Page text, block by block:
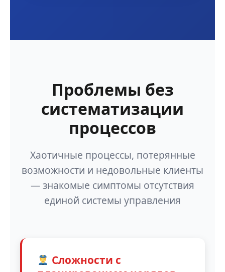
Проблемы без
систематизации
процессов
Хаотичные процессы, потерянные
возможности и недовольные клиенты
— знакомые симптомы отсутствия
единой системы управления
Сложности с